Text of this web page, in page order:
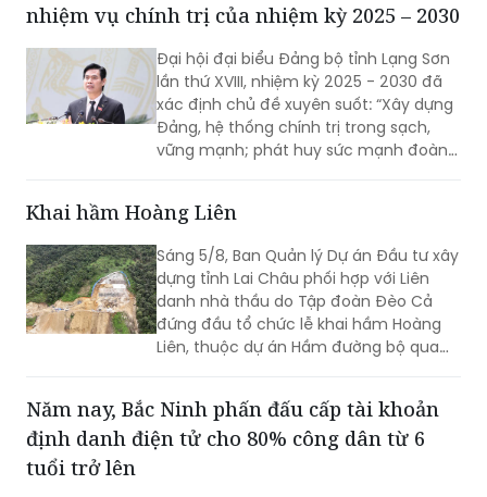
nhiệm vụ chính trị của nhiệm kỳ 2025 – 2030
Đại hội đại biểu Đảng bộ tỉnh Lạng Sơn
lần thứ XVIII, nhiệm kỳ 2025 - 2030 đã
xác định chủ đề xuyên suốt: “Xây dựng
Đảng, hệ thống chính trị trong sạch,
vững mạnh; phát huy sức mạnh đoàn
Lạng Sơn trở thành một cực tăng
trưởng của vùng Trung du và miền núi
Bắc Bộ”. Đây không chỉ là việc tổng kết
thực tiễn một cách toàn diện từ nhiệm
kỳ 2020 - 2025, mà còn thể hiện rõ
tầm nhìn, bản lĩnh và quyết tâm chính
trị của Đảng bộ tỉnh trong giai đoạn
Khai hầm Hoàng Liên
Sáng 5/8, Ban Quản lý Dự án Đầu tư xây
dựng tỉnh Lai Châu phối hợp với Liên
danh nhà thầu do Tập đoàn Đèo Cả
đứng đầu tổ chức lễ khai hầm Hoàng
Liên, thuộc dự án Hầm đường bộ qua
Năm nay, Bắc Ninh phấn đấu cấp tài khoản
định danh điện tử cho 80% công dân từ 6
tuổi trở lên